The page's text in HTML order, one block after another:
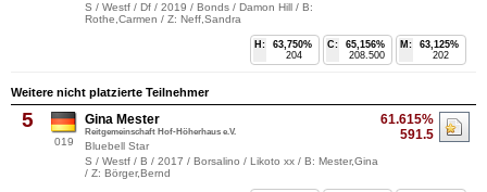
S / Westf / Df / 2019 / Bonds / Damon Hill / B:
Rothe,Carmen / Z: Neff,Sandra
M:
63,125%
202
C:
65,156%
208.500
H:
63,750%
204
Weitere nicht platzierte Teilnehmer
5
019
61.615%
591.5
Gina Mester
Reitgemeinschaft Hof-Höherhaus e.V.
Bluebell Star
S / Westf / B / 2017 / Borsalino / Likoto xx / B: Mester,Gina
/ Z: Börger,Bernd